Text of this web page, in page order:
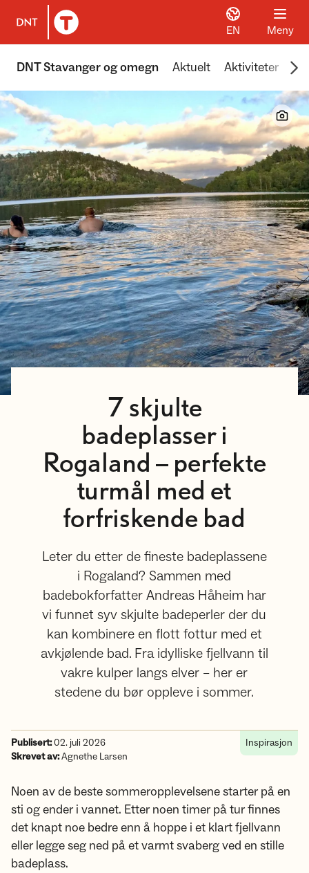
Til DNT.no forside
EN Meny
DNT Stavanger og omegn Aktuelt Aktiviteter
7 skjulte
badeplasser i
Rogaland – perfekte
turmål med et
forfriskende bad
Leter du etter de fineste badeplassene
i Rogaland? Sammen med
badebokforfatter Andreas Håheim har
vi funnet syv skjulte badeperler der du
kan kombinere en flott fottur med et
avkjølende bad. Fra idylliske fjellvann til
vakre kulper langs elver – her er
stedene du bør oppleve i sommer.
Publisert:02. juli 2026
Skrevet av:Agnethe Larsen
Inspirasjon
Noen av de beste sommeropplevelsene starter på en
sti og ender i vannet. Etter noen timer på tur finnes
det knapt noe bedre enn å hoppe i et klart fjellvann
eller legge seg ned på et varmt svaberg ved en stille
badeplass.